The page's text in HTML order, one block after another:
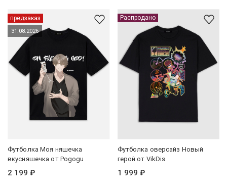
предзаказ
31.08.2026
Футболка Моя няшечка
вкусняшечка от Pogogu
2 199 ₽
Распродано
Футболка оверсайз Новый
герой от VikDis
1 999 ₽